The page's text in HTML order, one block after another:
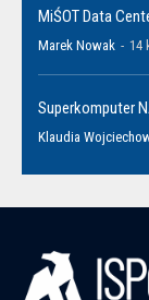
MiŚOT Data
Marek Nowak - 14
Superkomputer
Klaudia